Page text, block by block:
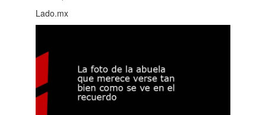
Lado.mx